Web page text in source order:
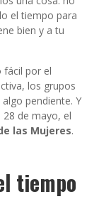
el tiempo para
bien y a tu
fácil por el
los grupos
pendiente. Y
de mayo, el
las Mujeres.
tiempo